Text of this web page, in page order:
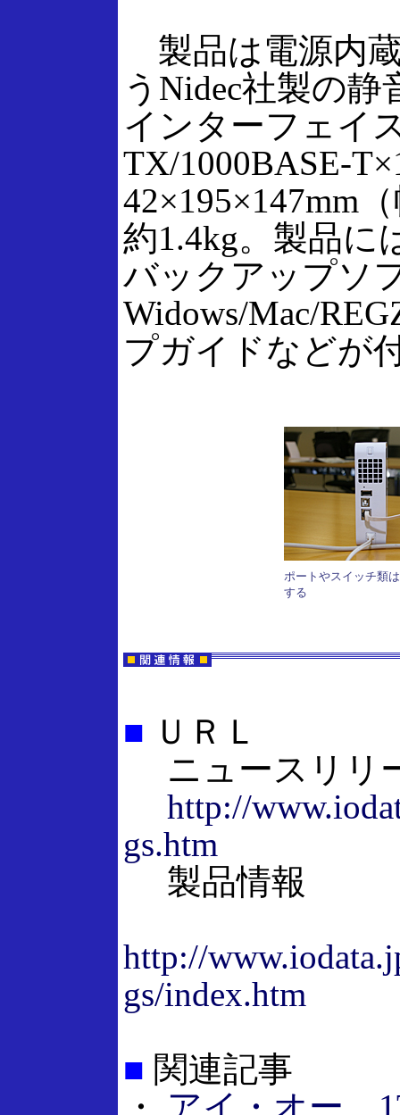
製品は電源内
うNidec社製の
インターフェイ
TX/1000BASE-
42×195×147mm
約1.4kg。製品に
バックアップソ
Widows/Mac/
プガイドなどが
ポートやスイッチ類
する
■ ＵＲＬ
ニュースリリ
http://
gs.htm
製品情報
http://
gs/index.htm
■ 関連記事
・ アイ・オー、